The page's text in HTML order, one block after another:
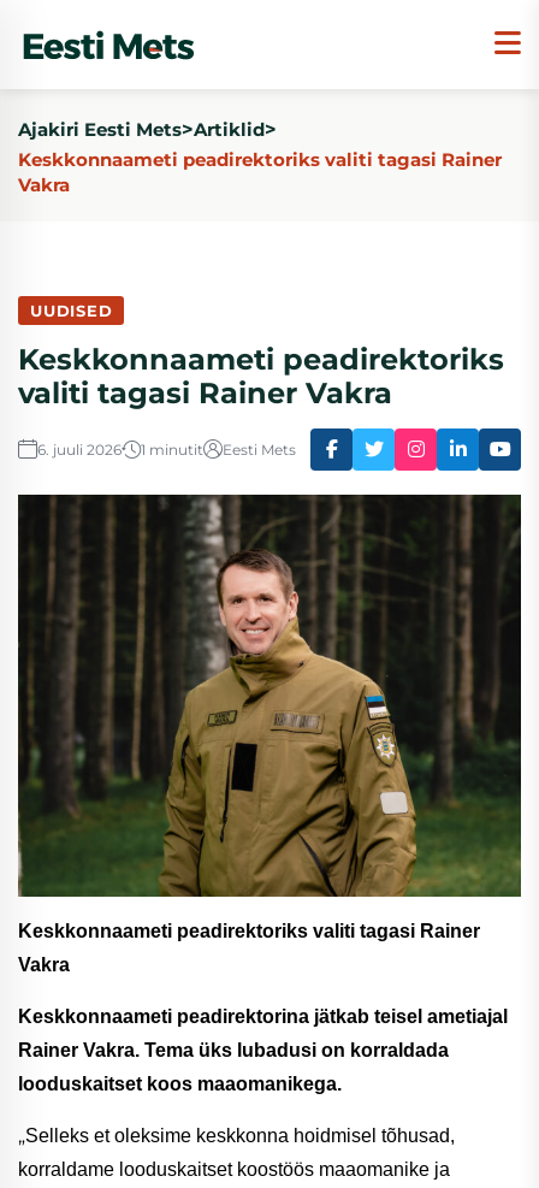
Ajakiri Eesti Mets>Artiklid>
Keskkonnaameti peadirektoriks valiti tagasi Rainer
Vakra
UUDISED
Keskkonnaameti peadirektoriks
valiti tagasi Rainer Vakra
6. juuli 2026 1 minutit Eesti Mets
Keskkonnaameti peadirektoriks valiti tagasi Rainer
Vakra
Keskkonnaameti peadirektorina jätkab teisel ametiajal
Rainer Vakra. Tema üks lubadusi on korraldada
looduskaitset koos maaomanikega.
„Selleks et oleksime keskkonna hoidmisel tõhusad,
korraldame looduskaitset koostöös maaomanike ja